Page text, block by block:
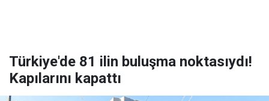
Türkiye'de 81 ilin buluşma noktasıydı!
Kapılarını kapattı